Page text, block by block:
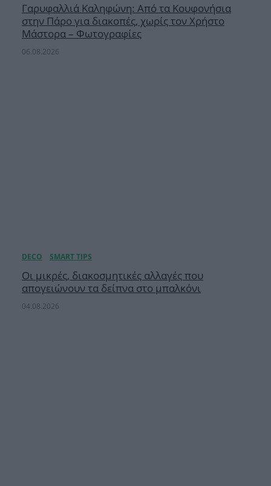
Γαρυφαλλιά Καληφώνη: Από τα Κουφονήσια
στην Πάρο για διακοπές, χωρίς τον Χρήστο
Μάστορα – Φωτογραφίες
06.08.2026
Οι μικρές, διακοσμητικές αλλαγές που
απογειώνουν τα δείπνα στο μπαλκόνι
04.08.2026